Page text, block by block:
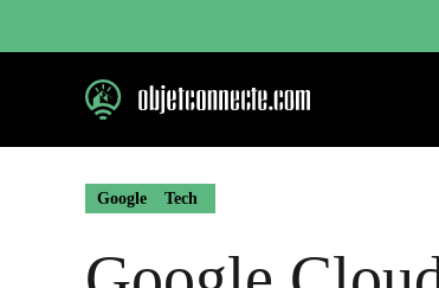
Google Tech